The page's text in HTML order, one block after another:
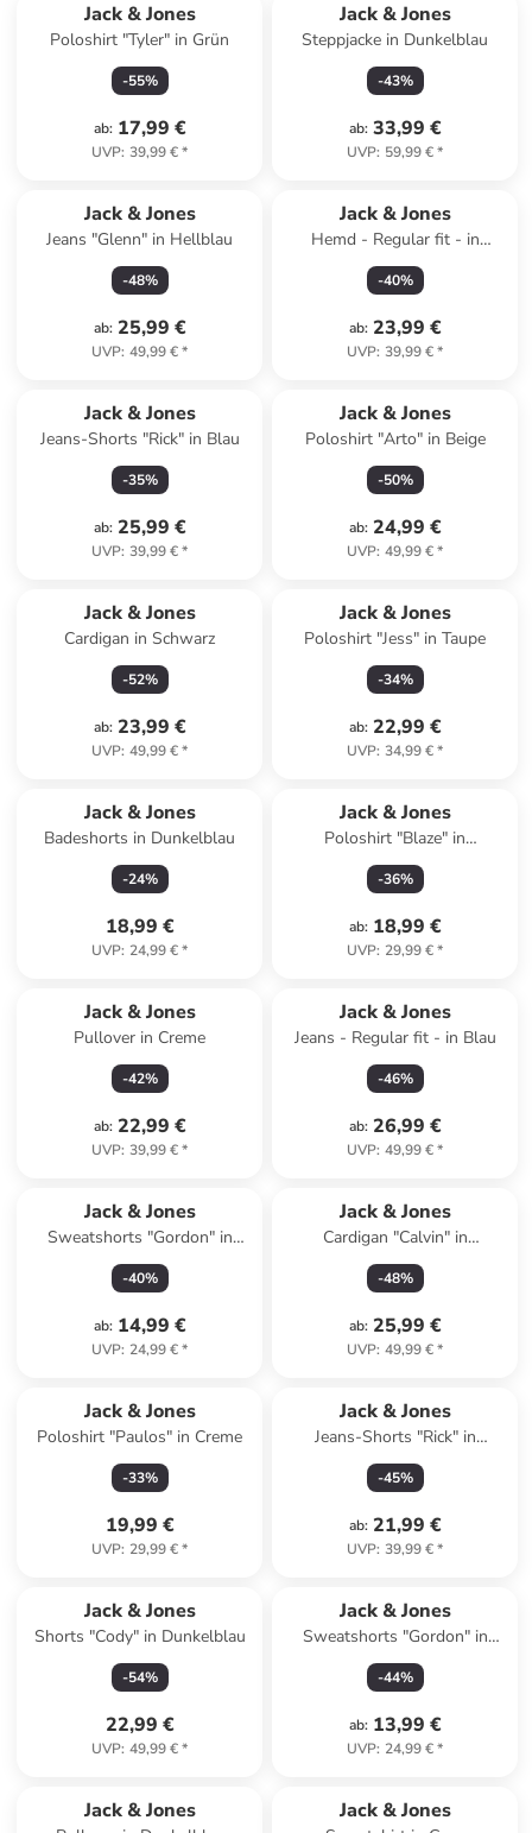
Jack & Jones
Poloshirt "Tyler" in Grün
-55%
ab: 17,99 €
UVP: 39,99 €*
Jack & Jones
Steppjacke in Dunkelblau
-43%
ab: 33,99 €
UVP: 59,99 €*
Jack & Jones
Jeans "Glenn" in Hellblau
-48%
ab: 25,99 €
UVP: 49,99 €*
Jack & Jones
Hemd - Regular fit - in
Hellblau
-40%
ab: 23,99 €
UVP: 39,99 €*
Jack & Jones
Jeans-Shorts "Rick" in Blau
-35%
ab: 25,99 €
UVP: 39,99 €*
Jack & Jones
Poloshirt "Arto" in Beige
-50%
ab: 24,99 €
UVP: 49,99 €*
Jack & Jones
Cardigan in Schwarz
-52%
ab: 23,99 €
UVP: 49,99 €*
Jack & Jones
Poloshirt "Jess" in Taupe
-34%
ab: 22,99 €
UVP: 34,99 €*
Jack & Jones
Badeshorts in Dunkelblau
-24%
18,99 €
UVP: 24,99 €*
Jack & Jones
Poloshirt "Blaze" in
Dunkelblau
-36%
ab: 18,99 €
UVP: 29,99 €*
Jack & Jones
Pullover in Creme
-42%
ab: 22,99 €
UVP: 39,99 €*
Jack & Jones
Jeans - Regular fit - in Blau
-46%
ab: 26,99 €
UVP: 49,99 €*
Jack & Jones
Sweatshorts "Gordon" in
Schwarz
-40%
ab: 14,99 €
UVP: 24,99 €*
Jack & Jones
Cardigan "Calvin" in
Dunkelblau
-48%
ab: 25,99 €
UVP: 49,99 €*
Jack & Jones
Poloshirt "Paulos" in Creme
-33%
19,99 €
UVP: 29,99 €*
Jack & Jones
Jeans-Shorts "Rick" in
Schwarz
-45%
ab: 21,99 €
UVP: 39,99 €*
Jack & Jones
Shorts "Cody" in Dunkelblau
-54%
22,99 €
UVP: 49,99 €*
Jack & Jones
Sweatshorts "Gordon" in
Hellblau
-44%
ab: 13,99 €
UVP: 24,99 €*
Jack & Jones Jack & Jones